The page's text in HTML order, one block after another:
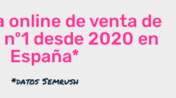
online de venta de
desde 2020 en
España*
*datos Semrush